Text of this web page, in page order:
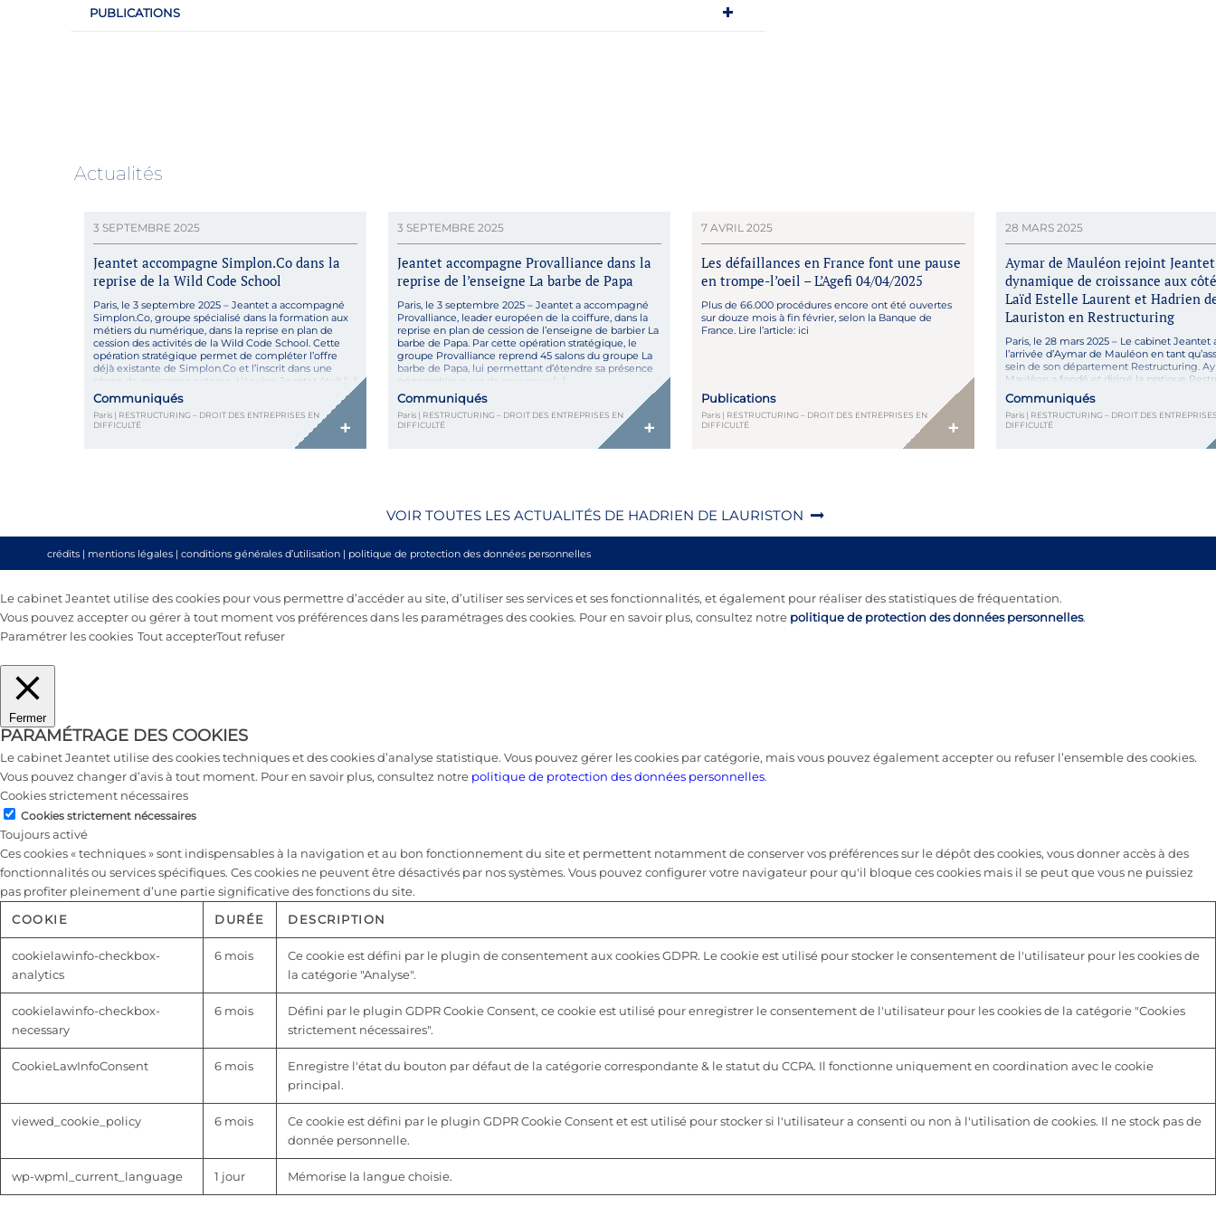
PUBLICATIONS
Actualités
3 SEPTEMBRE 2025
Jeantet accompagne Simplon.Co dans la
reprise de la Wild Code School
Paris, le 3 septembre 2025 – Jeantet a accompagné
Simplon.Co, groupe spécialisé dans la formation aux
métiers du numérique, dans la reprise en plan de
cession des activités de la Wild Code School. Cette
opération stratégique permet de compléter l’offre
déjà existante de Simplon.Co et l’inscrit dans une
phase de croissance externe. L’équipe Jeantet était […]
Communiqués
Paris | RESTRUCTURING – DROIT DES ENTREPRISES EN
DIFFICULTÉ
+
3 SEPTEMBRE 2025
Jeantet accompagne Provalliance dans la
reprise de l’enseigne La barbe de Papa
Paris, le 3 septembre 2025 – Jeantet a accompagné
Provalliance, leader européen de la coiffure, dans la
reprise en plan de cession de l’enseigne de barbier La
barbe de Papa. Par cette opération stratégique, le
groupe Provalliance reprend 45 salons du groupe La
barbe de Papa, lui permettant d’étendre sa présence
géographique sur de nouveaux […]
Communiqués
Paris | RESTRUCTURING – DROIT DES ENTREPRISES EN
DIFFICULTÉ
+
7 AVRIL 2025
Les défaillances en France font une pause
en trompe-l’oeil – L’Agefi 04/04/2025
Plus de 66.000 procédures encore ont été ouvertes
sur douze mois à fin février, selon la Banque de
France. Lire l’article: ici
Publications
Paris | RESTRUCTURING – DROIT DES ENTREPRISES EN
DIFFICULTÉ
+
28 MARS 2025
Aymar de Mauléon rejoint
dynamique de croissance aux
Laïd Estelle Laurent et Hadrien
Lauriston en Restructuring
Paris, le 28 mars 2025 – Le cabinet Jeantet
l’arrivée d’Aymar de Mauléon en tant
sein de son département Restructuring.
Mauléon a fondé et dirigé la pratique
de Linklaters de 2006 à 2025, où il s’est
solide réputation sur des dossiers
stratégiques. Cette arrivée marque […]
Communiqués
Paris | RESTRUCTURING – DROIT DES
DIFFICULTÉ
VOIR TOUTES LES ACTUALITÉS DE HADRIEN DE LAURISTON
crédits | mentions légales | conditions générales d’utilisation | politique de protection des données personnelles
Le cabinet Jeantet utilise des cookies pour vous permettre d’accéder au site, d’utiliser ses services et ses fonctionnalités, et également pour réaliser des statistiques de fréquentation.
Vous pouvez accepter ou gérer à tout moment vos préférences dans les paramétrages des cookies. Pour en savoir plus, consultez notre politique de protection des données personnelles.
Paramétrer les cookies Tout accepterTout refuser
Fermer
PARAMÉTRAGE DES COOKIES
Le cabinet Jeantet utilise des cookies techniques et des cookies d’analyse statistique. Vous pouvez gérer les cookies par catégorie, mais vous pouvez également accepter ou refuser l’ensemble des cookies.
Vous pouvez changer d’avis à tout moment. Pour en savoir plus, consultez notre politique de protection des données personnelles.
Cookies strictement nécessaires
Cookies strictement nécessaires
Toujours activé
Ces cookies « techniques » sont indispensables à la navigation et au bon fonctionnement du site et permettent notamment de conserver vos préférences sur le dépôt des cookies, vous donner accès à des
fonctionnalités ou services spécifiques. Ces cookies ne peuvent être désactivés par nos systèmes. Vous pouvez configurer votre navigateur pour qu'il bloque ces cookies mais il se peut que vous ne puissiez
pas profiter pleinement d’une partie significative des fonctions du site.
COOKIE
DURÉE DESCRIPTION
cookielawinfo-checkbox-
analytics
6 mois
Ce cookie est défini par le plugin de consentement aux cookies GDPR. Le cookie est utilisé pour stocker le consentement de l'utilisateur pour les cookies de
la catégorie "Analyse".
cookielawinfo-checkbox-
necessary
6 mois
Défini par le plugin GDPR Cookie Consent, ce cookie est utilisé pour enregistrer le consentement de l'utilisateur pour les cookies de la catégorie "Cookies
strictement nécessaires".
CookieLawInfoConsent 6 mois
Enregistre l'état du bouton par défaut de la catégorie correspondante & le statut du CCPA. Il fonctionne uniquement en coordination avec le cookie
principal.
viewed_cookie_policy 6 mois
Ce cookie est défini par le plugin GDPR Cookie Consent et est utilisé pour stocker si l'utilisateur a consenti ou non à l'utilisation de cookies. Il ne stock pas de
donnée personnelle.
wp-wpml_current_language 1 jour Mémorise la langue choisie.